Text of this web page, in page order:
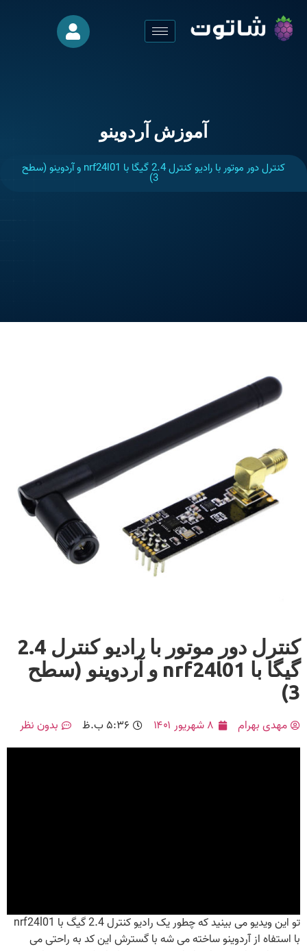
آموزش آردوینو
کنترل دور موتور با رادیو کنترل 2.4 گیگا با nrf24l01 و آردوینو (سطح
3)
کنترل دور موتور با رادیو کنترل 2.4
گیگا با nrf24l01 و آردوینو (سطح
3)
مهدی بهرام ۸ شهریور ۱۴۰۱ ۵:۳۶ ب.ظ بدون نظر
تو این ویدیو می بینید که چطور یک رادیو کنترل 2.4 گیگ با nrf24l01
با استفاه از آردوینو ساخته می شه با گسترش این کد به راحتی می